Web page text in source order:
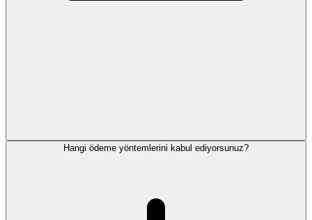
Hangi ödeme yöntemlerini kabul ediyorsunuz?